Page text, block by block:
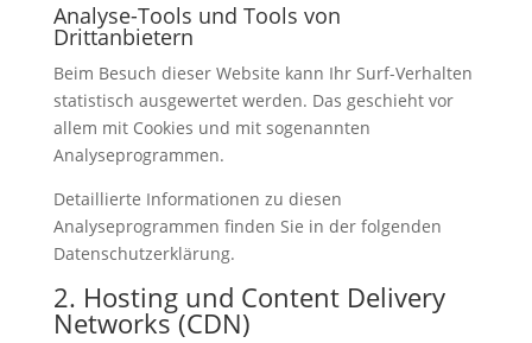
Analyse-Tools und Tools von
Drittanbietern
Beim Besuch dieser Website kann Ihr Surf-Verhalten
statistisch ausgewertet werden. Das geschieht vor
allem mit Cookies und mit sogenannten
Analyseprogrammen.
Detaillierte Informationen zu diesen
Analyseprogrammen finden Sie in der folgenden
Datenschutzerklärung.
2. Hosting und Content Delivery
Networks (CDN)